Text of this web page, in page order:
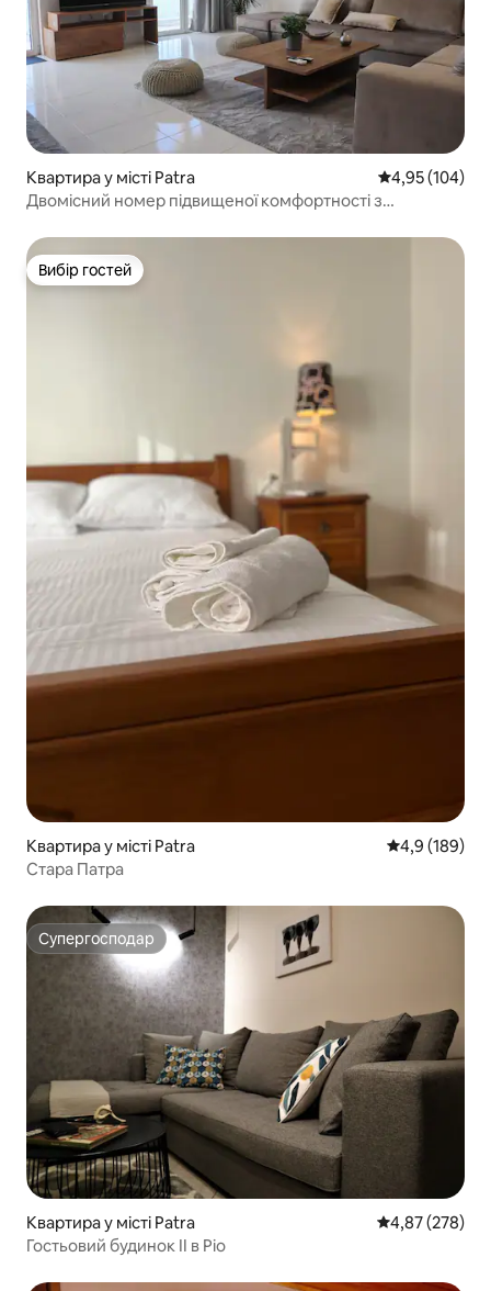
Квартира у місті Patra Середня
4,95 (104)
Двомісний номер підвищеної комфортності з
Вибір гостей
Вибір гостей
Квартира у місті Patra Середня
4,9 (189)
Стара Патра
Супергосподар
Супергосподар
Квартира у місті Patra Середня
4,87 (278)
Гостьовий будинок II в Ріо